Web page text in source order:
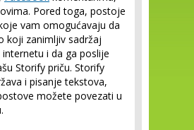
Pored toga, postoje
vam omogućavaju da
koji zanimljiv sadržaj
i da ga poslije
Storify priču. Storify
i pisanje tekstova,
možete povezati u